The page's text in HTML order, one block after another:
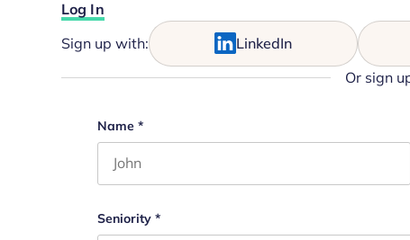
Log In
Sign up with: LinkedIn
Or sign
URL
Name *
Seniority *